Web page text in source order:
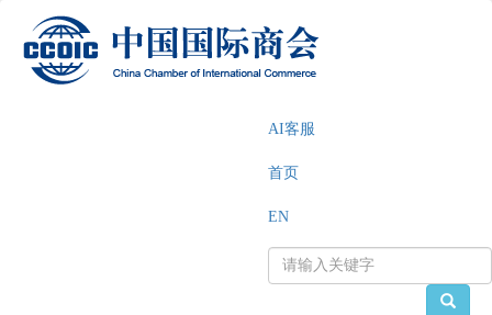
AI客服
首页
EN